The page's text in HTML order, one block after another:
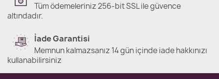
Tüm ödemeleriniz 256-bit SSL ile güvence
altındadır.
İade Garantisi
Memnun kalmazsanız 14 gün içinde iade hakkınızı
kullanabilirsiniz